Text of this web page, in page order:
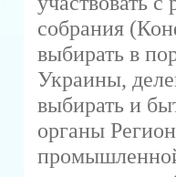
собрания
выбирать в
Украины,
выбирать и
органы